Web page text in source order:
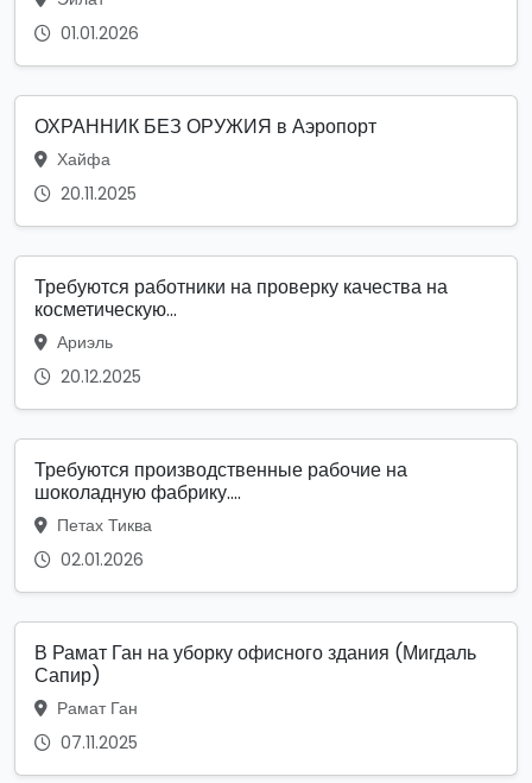
01.01.2026
ОХРАННИК БЕЗ ОРУЖИЯ в Аэропорт
Хайфа
20.11.2025
Требуются работники на проверку качества на
косметическую...
Ариэль
20.12.2025
Требуются производственные рабочие на
шоколадную фабрику....
Петах Тиква
02.01.2026
В Рамат Ган на уборку офисного здания (Мигдаль
Сапир)
Рамат Ган
07.11.2025